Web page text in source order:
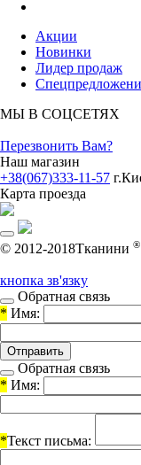
Акции
Новинки
Лидер продаж
МЫ В СОЦСЕТЯХ
Перезвонить Вам?
Наш магазин
+38(067)333-11-57
Карта проезда
© 2012-2018Тканини ®
кнопка зв'язку
Обратная связь
* Имя:
Обратная связь
* Имя:
*Текст письма: